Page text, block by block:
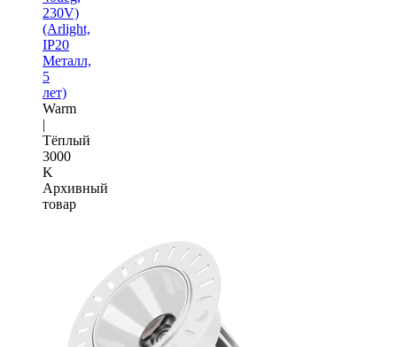
230V)
(Arlight,
IP20
Металл,
5
лет)
Warm
|
Тёплый
3000
K
Архивный
товар